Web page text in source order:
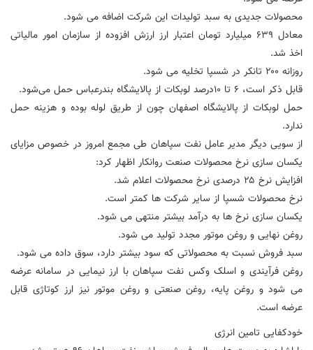
محصولات جدیدی به سبد تولیدات این شرکت اضافه می شود.
معادل ۶۳۹ میلیارد تومان اعتبار ارز ارزش افزوده از سازمان امور مالیاتی
اخذ شد.
روزانه ۲۰۰ تانکر در شسپا تخلیه می شود‌.
قابل ذکر است، ۶ تا ۱۰درصد لوبکات از پالایشگاه بندرعباس حمل می‌شود.
حمل لوبکات از پالایشگاه اصفهان چون از طریق لوله بوده و هزینه حمل
ندارد.
از سویی دیگر مدیر عامل نفت سپاهان طی مجمع امروز در خصوص مزایای
یکسان سازی نرخ محصولات صنعت روانکار اظهار کرد:
افزایش نرخ ۲۵ درصدی نرخ محصولات اعلام شد.
نرخ محصولات شسپا از سایر شرکت ها کمتر است.
یکسان سازی نرخ ها به درآمد بیشتر منتهی می شود.
روغن نهایی و روغن موتور مجدد تولید می شود.
سبد فروش نسبت به محصولاتی که سود بیشتر دارد، سوق داده می شود.
روغن فرآیندی و اسلک وکس نفت سپاهان با ارز نیمایی در سامانه عرضه
می شود و روغن پایه، روغن صنعتی و روغن موتور نیز ارز کوتاژی قابل
عرضه است.
خودکفایی تامین انرژی